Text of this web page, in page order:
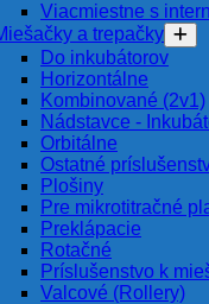
Viacmiestne s
a trepačky
Do inkubátorov
Horizontálne
Kombinované (2v1)
Nádstavce -
Orbitálne
Ostatné
Plošiny
Pre mikrotitračné
Preklápacie
Rotačné
Príslušenstvo k
Valcové (Rollery)